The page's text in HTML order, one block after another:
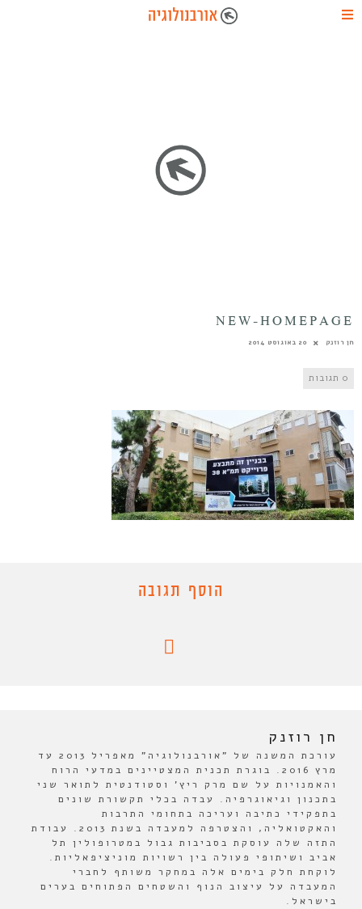
NEW-HOMEPAGE
חן רוזנק 20 באוגוסט 2014
0 תגובות
הוסף תגובה
חן רוזנק
עורכת המשנה של "אורבנולוגיה" מאפריל 2013 עד
מרץ 2016. בוגרת תכנית המצטיינים במדעי הרוח
והאמנויות על שם מרק ריץ' וסטודנטית לתואר שני
בתכנון וגיאוגרפיה. עבדה בכלי תקשורת שונים
בתפקידי כתיבה ועריכה בתחומי התרבות
והאקטואליה, והצטרפה למעבדה בשנת 2013. עבודת
התזה שלה עוסקת בסביבות גבול במטרופולין תל
אביב ושיתופי פעולה בין רשויות מוניציפאליות.
לוקחת חלק בימים אלה במחקר משותף לחברי
המעבדה על עיצוב הנוף והשטחים הפתוחים בערים
בישראל.